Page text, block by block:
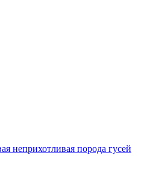
неприхотливая порода гусей